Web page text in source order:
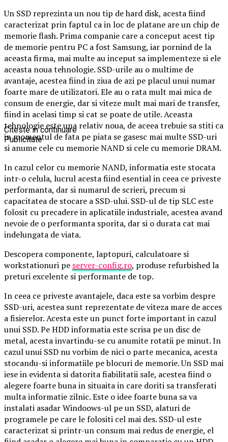
Un SSD reprezinta un nou tip de hard disk, acesta fiind
caracterizat prin faptul ca in loc de platane are un chip de
memorie flash. Prima companie care a conceput acest tip
de memorie pentru PC a fost Samsung, iar pornind de la
aceasta firma, mai multe au inceput sa implementeze si ele
aceasta noua tehnologie. SSD-urile au o multime de
avantaje, acestea fiind in ziua de azi pe placul unui numar
foarte mare de utilizatori. Ele au o rata mult mai mica de
consum de energie, dar si viteze mult mai mari de transfer,
fiind in acelasi timp si cat se poate de utile. Aceasta
tehnologie este una relativ noua, de aceea trebuie sa stiti ca
in momentul de fata pe piata se gasesc mai multe SSD-uri
si anume cele cu memorie NAND si cele cu memorie DRAM.
In cazul celor cu memorie NAND, informatia este stocata
intr-o celula, lucrul acesta fiind esential in ceea ce priveste
performanta, dar si numarul de scrieri, precum si
capacitatea de stocare a SSD-ului. SSD-ul de tip SLC este
folosit cu precadere in aplicatiile industriale, acestea avand
nevoie de o performanta sporita, dar si o durata cat mai
indelungata de viata.
Descopera componente, laptopuri, calculatoare si
workstationuri pe server-config.ro, produse refurbished la
preturi excelente si performante de top.
In ceea ce priveste avantajele, daca este sa vorbim despre
SSD-uri, acestea sunt reprezentate de viteza mare de acces
a fisierelor. Acesta este un punct forte important in cazul
unui SSD. Pe HDD informatia este scrisa pe un disc de
metal, acesta invartindu-se cu anumite rotatii pe minut. In
cazul unui SSD nu vorbim de nici o parte mecanica, acesta
stocandu-si informatiile pe blocuri de memorie. Un SSD mai
iese in evidenta si datorita fiabilitatii sale, acestea fiind o
alegere foarte buna in situaita in care doriti sa transferati
multa informatie zilnic. Este o idee foarte buna sa va
instalati asadar Windoows-ul pe un SSD, alaturi de
programele pe care le folositi cel mai des. SSD-ul este
caracterizat si printr-un consum mai redus de energie, el
Citeste in continuare
Publicitate